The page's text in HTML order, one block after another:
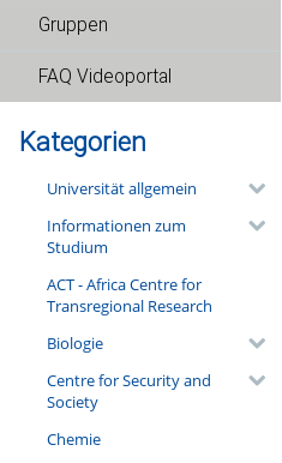
Gruppen
FAQ Videoportal
Kategorien
Universität allgemein
Informationen zum
Studium
ACT - Africa Centre for
Transregional Research
Biologie
Centre for Security and
Society
Chemie